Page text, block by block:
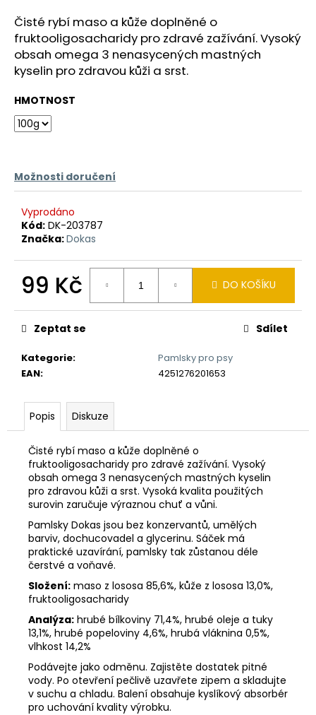
Čisté rybí maso a kůže doplněné o
fruktooligosacharidy pro zdravé zažívání. Vysoký
obsah omega 3 nenasycených mastných
kyselin pro zdravou kůži a srst.
HMOTNOST
Možnosti doručení
Vyprodáno
Kód: DK-203787
Značka:Dokas
99 Kč
cena:
DO KOŠÍKU
Kategorie:
Pamlsky pro psy
EAN: 4251276201653
Zeptat se Sdílet
Popis Diskuze
Čisté rybí maso a kůže doplněné o
fruktooligosacharidy pro zdravé zažívání. Vysoký
obsah omega 3 nenasycených mastných kyselin
pro zdravou kůži a srst. Vysoká kvalita použitých
surovin zaručuje výraznou chuť a vůni.
Pamlsky Dokas jsou bez konzervantů, umělých
barviv, dochucovadel a glycerinu. Sáček má
praktické uzavírání, pamlsky tak zůstanou déle
čerstvé a voňavé.
Složení: maso z lososa 85,6%, kůže z lososa 13,0%,
fruktooligosacharidy
Analýza: hrubé bílkoviny 71,4%, hrubé oleje a tuky
13,1%, hrubé popeloviny 4,6%, hrubá vláknina 0,5%,
vlhkost 14,2%
Podávejte jako odměnu. Zajistěte dostatek pitné
vody. Po otevření pečlivě uzavřete zipem a skladujte
v suchu a chladu. Balení obsahuje kyslíkový absorbér
pro uchování kvality výrobku.
a
j
í
t
?
D
o
p
u
e
m
PRO
PSA
ZAKÁZKOVÝ
370
Kč